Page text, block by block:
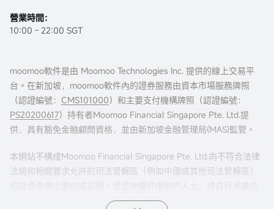
營業時間：
10:00 - 22:00 SGT
moomoo軟件是由 Moomoo Technologies Inc. 提供的線上交易平
台。在新加坡，moomoo軟件內的證券服務由資本市場服務牌照
（認證編號： CMS101000）和主要支付機構牌照（認證編號：
PS20200617）持有者Moomoo Financial Singapore Pte. Ltd.提
供，具有豁免金融顧問資格，並由新加坡金融管理局(MAS)監管。
本網站不構成Moomoo Financial Singapore Pte. Ltd.向不符合法律
法規和相關要求允許的司法管轄區（例如中國或其他司法管轄區）
問本網站的風險，並且您有責任遵守當地法律。